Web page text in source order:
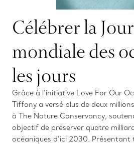
Célébrer la
mondiale des
les jours
Grâce à l’initiative Love For Our
Tiffany a versé plus de deux
à The Nature Conservancy,
objectif de préserver quatre
océaniques d’ici 2030. Présentant